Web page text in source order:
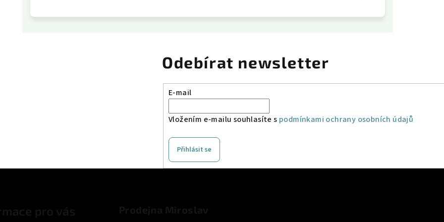
Odebírat newsletter
E-mail
Vložením e-mailu souhlasíte s podmínkami ochrany osobních údajů
Přihlásit se